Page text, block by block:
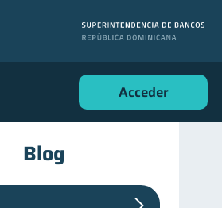
Acceder
Blog